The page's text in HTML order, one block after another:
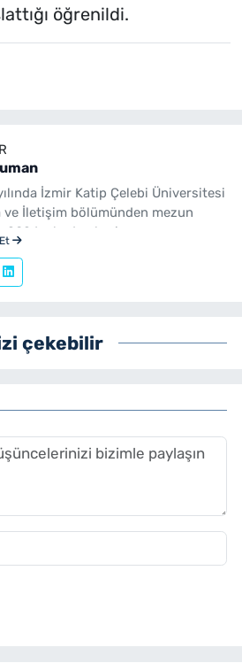
öğrenildi.
İzmir Katip Çelebi Üniversitesi
ve İletişim bölümünden mezun
2024 yılından beri
çalışmaktayım.
çekebilir